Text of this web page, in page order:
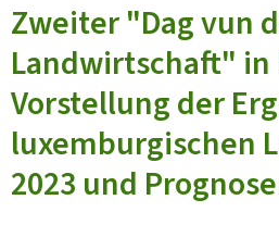
Zweiter "Dag vun
Landwirtschaft"
Vorstellung der
luxemburgischen
2023 und